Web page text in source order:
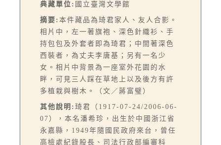
典藏單位: 國立臺灣文學館
摘要: 本件藏品為琦君家人、友人合影。
相片中，左一著旗袍、深色針織衫、手
持包包及外套者即為琦君；中間著深色
西裝者，為丈夫李唐基；另有一名少
女。相片中背景為一座室外花園的水
畔，可見三人踩在草地上以及後方有許
多植栽與樹木。（文／蔣富璧）
其他說明: 琦君（1917-07-24/2006-06-
07），本名潘希珍，出生於中國浙江省
永嘉縣，1949年隨國民政府來台，曾任
高檢處紀錄股長、司法行政部編審科